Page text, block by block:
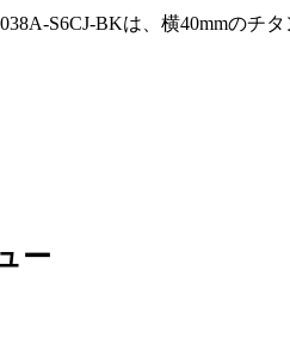
S6CJ-BKは、横40mmのチ
ー